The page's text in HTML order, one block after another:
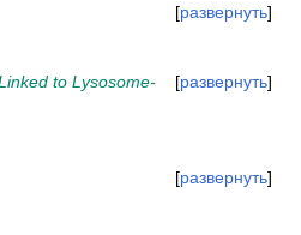
развернуть
развернуть
to Lysosome-
развернуть